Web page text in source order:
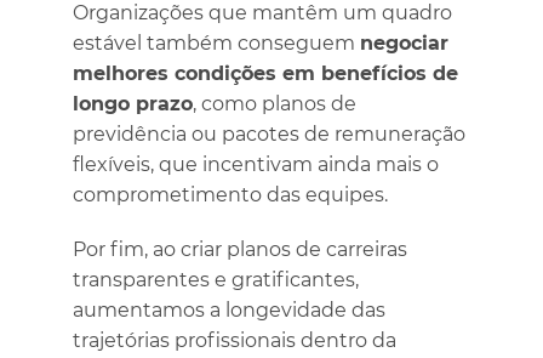
Organizações que mantêm um quadro
estável também conseguem negociar
melhores condições em benefícios de
longo prazo, como planos de
previdência ou pacotes de remuneração
flexíveis, que incentivam ainda mais o
comprometimento das equipes.
Por fim, ao criar planos de carreiras
transparentes e gratificantes,
aumentamos a longevidade das
trajetórias profissionais dentro da